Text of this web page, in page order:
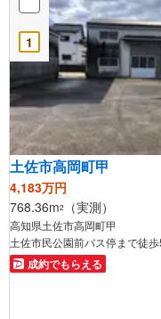
1
土佐市高岡町甲
4,183万円
768.36m2 （実測）
高知県土佐市高岡町甲
土佐市民公園前バス停まで徒
成約でもらえる